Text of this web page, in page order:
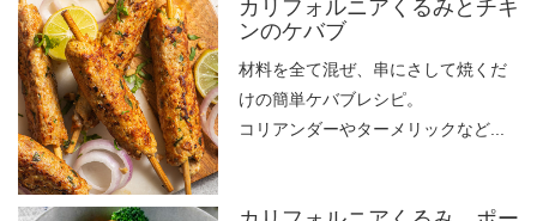
カリフォルニアくるみとチキ
ンのケバブ
材料を全て混ぜ、串にさして焼くだ
けの簡単ケバブレシピ。
コリアンダーやターメリックなど...